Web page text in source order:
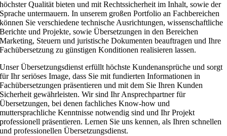
höchster Qualität bieten und mit Rechtssicherheit im Inhalt, sowie der
Sprache untermauern. In unserem großen Portfolio an Fachbereichen
können Sie verschiedene technische Ausrichtungen, wissenschaftliche
Berichte und Projekte, sowie Übersetzungen in den Bereichen
Marketing, Steuern und juristische Dokumenten beauftragen und Ihre
Fachübersetzung zu günstigen Konditionen realisieren lassen.
Unser Übersetzungsdienst erfüllt höchste Kundenansprüche und sorgt
für Ihr seriöses Image, dass Sie mit fundierten Informationen in
Fachübersetzungen präsentieren und mit dem Sie Ihren Kunden
Sicherheit gewährleisten. Wir sind Ihr Ansprechpartner für
Übersetzungen, bei denen fachliches Know-how und
muttersprachliche Kenntnisse notwendig sind und Ihr Projekt
professionell präsentieren. Lernen Sie uns kennen, als Ihren schnellen
und professionellen Übersetzungsdienst.